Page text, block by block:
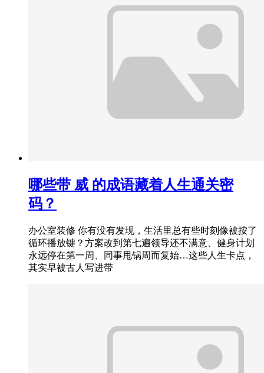
哪些带 威 的成语藏着人生通关密
码？
办公室装修 你有没有发现，生活里总有些时刻像被按了
循环播放键？方案改到第七遍领导还不满意、健身计划
永远停在第一周、同事甩锅周而复始…这些人生卡点，
其实早被古人写进带